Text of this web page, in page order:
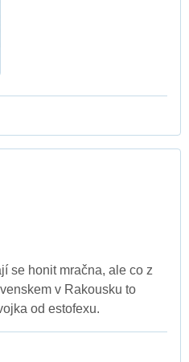
se honit mračna, ale co z
v Rakousku to
od estofexu.